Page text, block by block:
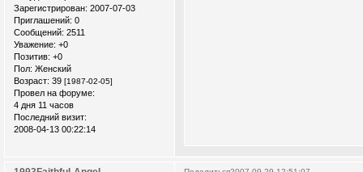
Зарегистрирован: 2007-07-03
Приглашений: 0
Сообщений: 2511
Уважение: +0
Позитив: +0
Пол: Женский
Возраст: 39 [1987-02-05]
Провел на форуме:
4 дня 11 часов
Последний визит:
2008-04-13 00:22:14